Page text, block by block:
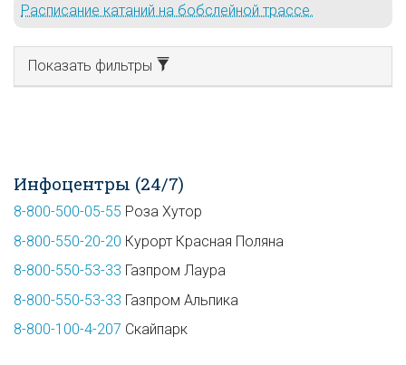
Расписание катаний на бобслейной трассе.
Показать фильтры
Инфоцентры (24/7)
8-800-500-05-55 Роза Хутор
8-800-550-20-20 Курорт Красная Поляна
8-800-550-53-33 Газпром Лаура
8-800-550-53-33 Газпром Альпика
8-800-100-4-207 Скайпарк